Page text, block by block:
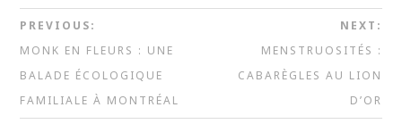
PREVIOUS:
MONK EN FLEURS : UNE
BALADE ÉCOLOGIQUE
FAMILIALE À MONTRÉAL
NEXT:
MENSTRUOSITÉS :
CABARÈGLES AU LION
D’OR